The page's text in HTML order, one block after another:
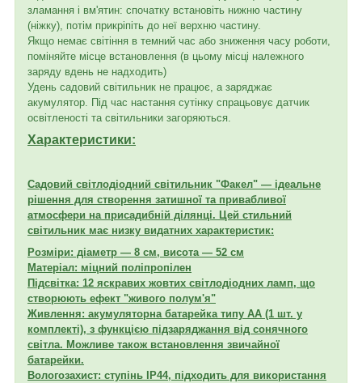
зламання і вм'ятин: спочатку встановіть нижню частину
(ніжку), потім прикріпіть до неї верхню частину.
Якщо немає світіння в темний час або зниження часу роботи,
поміняйте місце встановлення (в цьому місці належного
заряду вдень не надходить)
Удень садовий світильник не працює, а заряджає
акумулятор. Під час настання сутінку спрацьовує датчик
освітленості та світильники загоряються.
Характеристики:
Садовий світлодіодний світильник "Факел" — ідеальне
рішення для створення затишної та привабливої
атмосфери на присадибній ділянці. Цей стильний
світильник має низку видатних характеристик:
Розміри: діаметр — 8 см, висота — 52 см
Матеріал: міцний поліпропілен
Підсвітка: 12 яскравих жовтих світлодіодних ламп, що
створюють ефект "живого полум'я"
Живлення: акумуляторна батарейка типу АА (1 шт. у
комплекті), з функцією підзаряджання від сонячного
світла. Можливе також встановлення звичайної
батарейки.
Вологозахист: ступінь IP44, підходить для використання